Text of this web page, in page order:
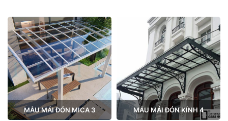
MẪU MÁI ĐÓN MICA 3 MẪU MÁI ĐÓN KÍNH 4